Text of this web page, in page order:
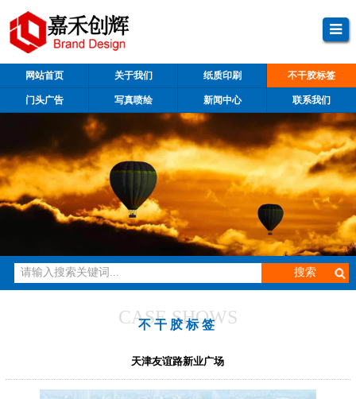
网站首页 关于我们 纸质印刷 不干胶标签
门头广告 写真喷绘 新闻中心 联系我们
CASE SHOWS
不干胶标签
天津友谊路新业广场